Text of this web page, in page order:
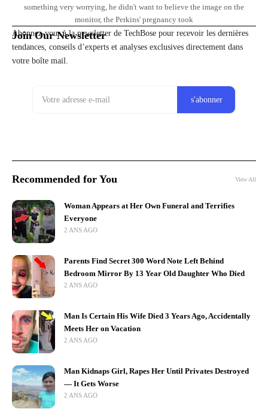
something very worrying, he didn't want to believe the image on the
monitor, the Perkins' pregnancy took
Join Our Newsletter
Abonnez-vous à la newsletter de TechBose pour recevoir les dernières
tendances, conseils d’experts et analyses exclusives directement dans
votre boîte mail.
Recommended for You View All
Woman Appears at Her Own Funeral and Terrifies
Everyone
2 ANS AGO
Parents Find Secret 300 Word Note Left Behind
Bedroom Mirror By 13 Year Old Daughter Who Died
2 ANS AGO
Man Is Certain His Wife Died 3 Years Ago, Accidentally
Meets Her on Vacation
2 ANS AGO
Man Kidnaps Girl, Rapes Her Until Privates Destroyed
— It Gets Worse
2 ANS AGO